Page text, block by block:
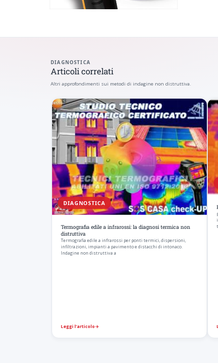
DIAGNOSTICA
Articoli correlati
Altri approfondimenti sui metodi di indagine non distruttiva.
DIAGNOSTICA
Termografia edile a infrarossi: la diagnosi termica non
distruttiva
Termografia edile a infrarossi per ponti termici, dispersioni,
infiltrazioni, impianti a pavimento e distacchi di intonaco.
Indagine non distruttiva a
Leggi l’articolo→